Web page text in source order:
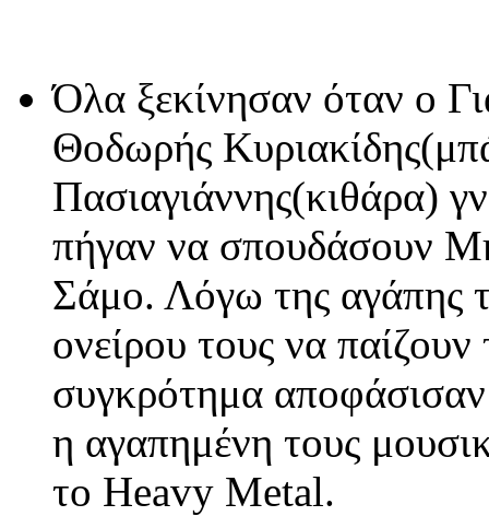
Όλα ξεκίνησαν όταν ο
Θοδωρής
Πασιαγιάννης(κιθάρα)
πήγαν να σπουδάσουν
Σάμο. Λόγω της αγάπης
ονείρου τους να
συγκρότημα
η αγαπημένη τους
το Heavy Metal.